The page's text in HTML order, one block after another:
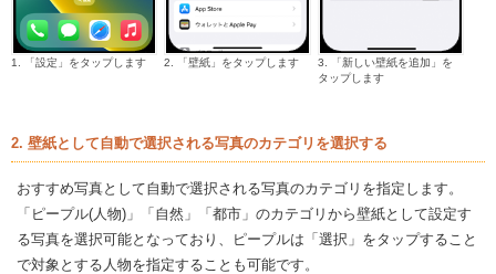
1. 「設定」をタップします 2. 「壁紙」をタップします
3. 「新しい壁紙を追加」を
タップします
2. 壁紙として自動で選択される写真のカテゴリを選択する
おすすめ写真として自動で選択される写真のカテゴリを指定します。
「ピープル(人物)」「自然」「都市」のカテゴリから壁紙として設定す
る写真を選択可能となっており、ピープルは「選択」をタップすること
で対象とする人物を指定することも可能です。